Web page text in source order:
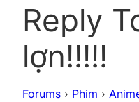
Reply
lợn!!!!!
Forums › Phim ›